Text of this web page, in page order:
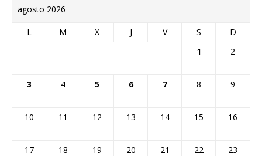
agosto 2026
L M X J V S
D
1
2
3 4 5 6 7 8 9
10 11 12 13 14 15 16
17 18 19 20 21 22 23